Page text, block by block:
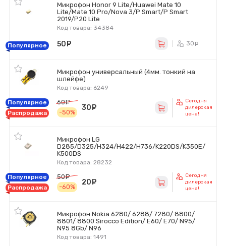
Микрофон Honor 9 Lite/Huawei Mate 10
Lite/Mate 10 Pro/Nova 3/P Smart/P Smart
2019/P20 Lite
Код товара: 34384
Популярное 50 30
Микрофон универсальный (4мм. тонкий на
шлейфе)
Код товара: 6249
Популярное
Распродажа
60
руб.
-50%
30
Сегодня
дилерская
цена!
Микрофон LG
D285/D325/H324/H422/H736/K220DS/K350E/
K500DS
Код товара: 28232
Популярное
Распродажа
50
руб.
-60%
20
Сегодня
дилерская
цена!
Микрофон Nokia 6280/ 6288/ 7280/ 8800/
8801/ 8800 Sirocco Edition/ E60/ E70/ N95/
N95 8Gb/ N96
Код товара: 1491